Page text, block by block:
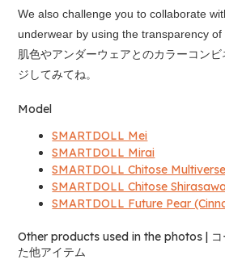
We also challenge you to collaborate
underwear by using the transparency of
肌色やアンダーウェアとのカラーコン
ジしてみてね。
Model
SMARTDOLL Mei
SMARTDOLL Mirai
SMARTDOLL Chitose Multiverse
SMARTDOLL Chitose
SMARTDOLL Future Pear
Other products used in the photos | コ
た他アイテム